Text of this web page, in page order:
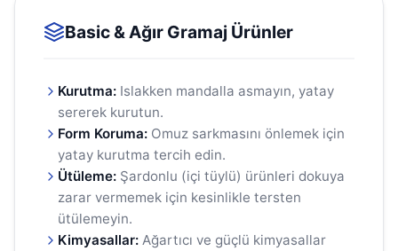
Basic & Ağır Gramaj Ürünler
Kurutma: Islakken mandalla asmayın, yatay
sererek kurutun.
Form Koruma: Omuz sarkmasını önlemek için
yatay kurutma tercih edin.
Ütüleme: Şardonlu (içi tüylü) ürünleri dokuya
zarar vermemek için kesinlikle tersten
ütülemeyin.
Kimyasallar: Ağartıcı ve güçlü kimyasallar